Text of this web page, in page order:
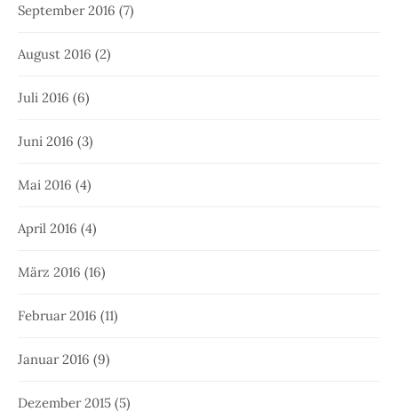
September 2016 (7)
August 2016 (2)
Juli 2016 (6)
Juni 2016 (3)
Mai 2016 (4)
April 2016 (4)
März 2016 (16)
Februar 2016 (11)
Januar 2016 (9)
Dezember 2015 (5)